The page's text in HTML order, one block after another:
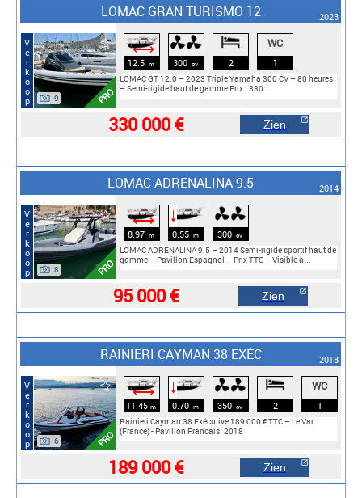
Verkoop PRO
9
LOMAC GRAN TURISMO 12 2023
⟷
12.5 m 300 cv 2
WC
1
LOMAC GT 12.0 – 2023 Triple Yamaha 300 CV – 80 heures
– Semi-rigide haut de gamme Prix : 330...
330 000 € Zien
Verkoop PRO
8
LOMAC ADRENALINA 9.5 2014
⟷
8.97 m
🠓
0.55 m 300 cv
LOMAC ADRENALINA 9.5 – 2014 Semi-rigide sportif haut de
gamme – Pavillon Espagnol – Prix TTC – Visible à...
95 000 € Zien
Verkoop PRO
6
RAINIERI CAYMAN 38 EXÉC 2018
⟷
11.45 m
🠓
0.70 m 350 cv 2
WC
1
Rainieri Cayman 38 Exécutive 189 000 € TTC – Le Var
(France) - Pavillon Francais. 2018
189 000 € Zien